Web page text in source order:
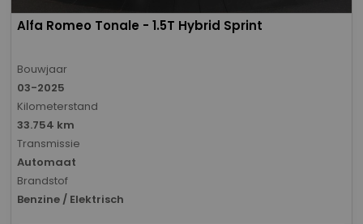
Alfa Romeo Tonale - 1.5T Hybrid Sprint
Bouwjaar
03-2025
Kilometerstand
33.754 km
Transmissie
Automaat
Brandstof
Benzine / Elektrisch